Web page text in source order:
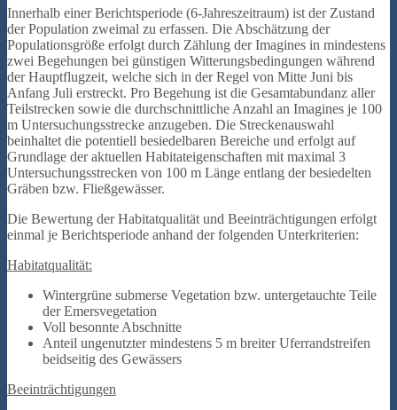
Innerhalb einer Berichtsperiode (6-Jahreszeitraum) ist der Zustand
der Population zweimal zu erfassen. Die Abschätzung der
Populationsgröße erfolgt durch Zählung der Imagines in mindestens
zwei Begehungen bei günstigen Witterungsbedingungen während
der Hauptflugzeit, welche sich in der Regel von Mitte Juni bis
Anfang Juli erstreckt. Pro Begehung ist die Gesamtabundanz aller
Teilstrecken sowie die durchschnittliche Anzahl an Imagines je 100
m Untersuchungsstrecke anzugeben. Die Streckenauswahl
beinhaltet die potentiell besiedelbaren Bereiche und erfolgt auf
Grundlage der aktuellen Habitateigenschaften mit maximal 3
Untersuchungsstrecken von 100 m Länge entlang der besiedelten
Gräben bzw. Fließgewässer.
Die Bewertung der Habitatqualität und Beeinträchtigungen erfolgt
einmal je Berichtsperiode anhand der folgenden Unterkriterien:
Habitatqualität:
Wintergrüne submerse Vegetation bzw. untergetauchte Teile
der Emersvegetation
Voll besonnte Abschnitte
Anteil ungenutzter mindestens 5 m breiter Uferrandstreifen
beidseitig des Gewässers
Beeinträchtigungen